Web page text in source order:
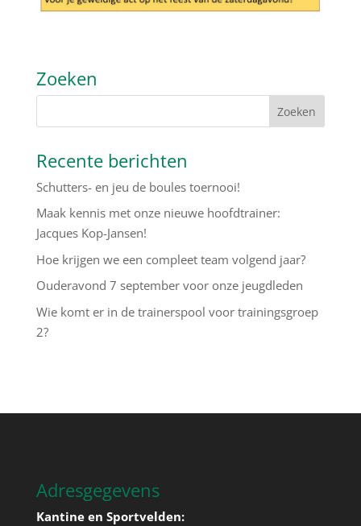
Zoeken
Recente berichten
Schutters- en jeu de boules toernooi!
Maak kennis met onze nieuwe hoofdtrainer:
Jacques Kop-Jansen!
Hoe krijgen we een compleet team volgend jaar?
Ouderavond 7 september voor onze jeugdleden
Wie komt er in de trainerspool voor trainingsgroep
2?
Adresgegevens
Kantine en Sportvelden: